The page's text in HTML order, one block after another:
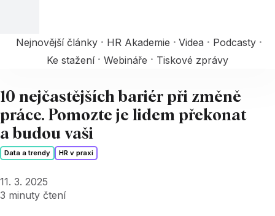
Nejnovější články HR Akademie Videa
Podcasty
Ke stažení
Webináře Tiskové zprávy
10 nejčastějších bariér při změně
práce. Pomozte je lidem překonat
a budou vaši
Data a trendy HR v praxi
11. 3. 2025
3 minuty čtení